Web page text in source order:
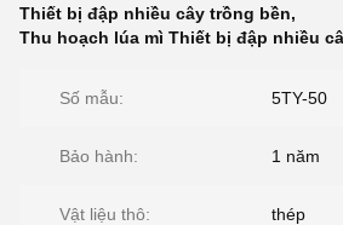
Thiết bị đập nhiều cây trồng bền,
Thu hoạch lúa mì Thiết bị đập nhiều
Số mẫu: 5TY-50
Bảo hành: 1 năm
Vật liệu thô: thép